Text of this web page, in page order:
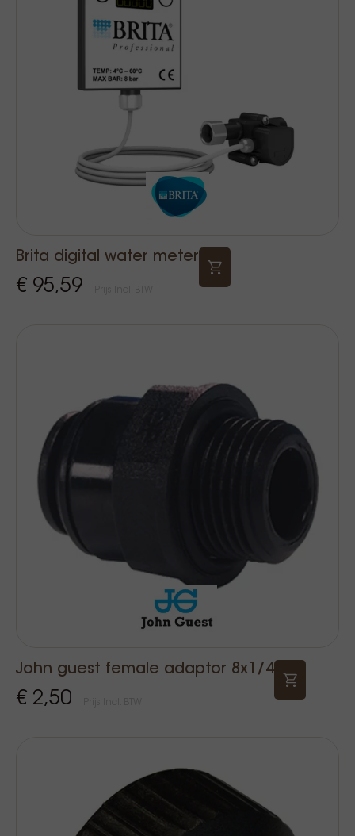
Brita digital water meter
€ 95,59
John guest female adaptor 8x1/4
€ 2,50